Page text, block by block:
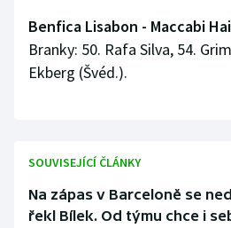
Benfica Lisabon - Maccabi
Branky: 50. Rafa Silva, 54.
Ekberg (Švéd.).
SOUVISEJÍCÍ ČLÁNKY
Na zápas v Barceloně se
řekl Bílek. Od týmu chce i